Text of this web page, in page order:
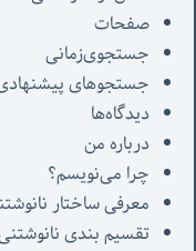
صفحات
جستجوی‌زمانی
جستجوهای
دیدگاه‌ها
درباره من
چرا می‌نویسم؟
معرفی‌ ساختار
تقسیم بندی